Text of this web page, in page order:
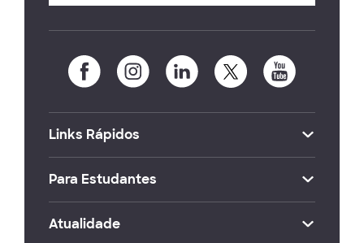
Links Rápidos
Para Estudantes
Atualidade